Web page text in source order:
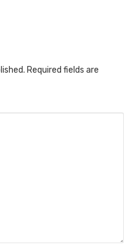
Required fields are